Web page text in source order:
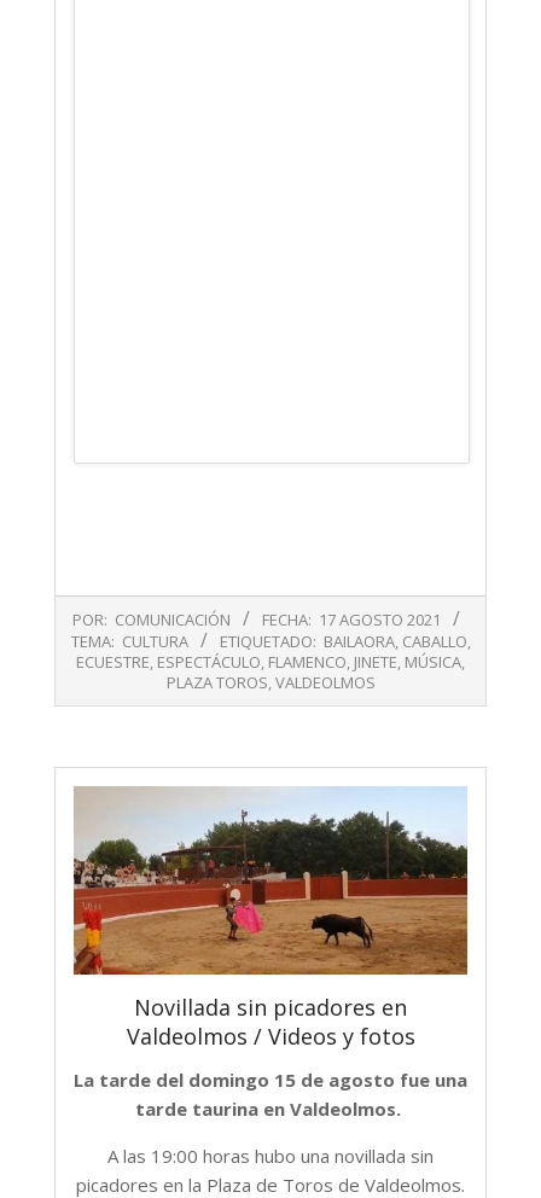
08-
POR: COMUNICACIÓN FECHA: 17 AGOSTO 2021
TEMA: CULTURA ETIQUETADO: BAILAORA, CABALLO,
ECUESTRE, ESPECTÁCULO, FLAMENCO, JINETE, MÚSICA,
PLAZA TOROS,VALDEOLMOS
Novillada sin picadores en
Valdeolmos / Videos y fotos
La tarde del domingo 15 de agosto fue una
tarde taurina en Valdeolmos.
A las 19:00 horas hubo una novillada sin
picadores en la Plaza de Toros de Valdeolmos.